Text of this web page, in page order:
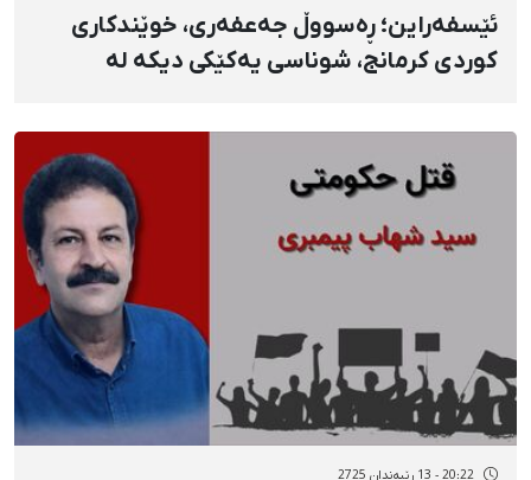
ئێسفەراین؛ ڕەسووڵ جەعفەری، خوێندکاری
کوردی کرمانج، شوناسی یەکێکی دیکە لە
جەنگییە
20:22 - 13 رێبەندان 2725